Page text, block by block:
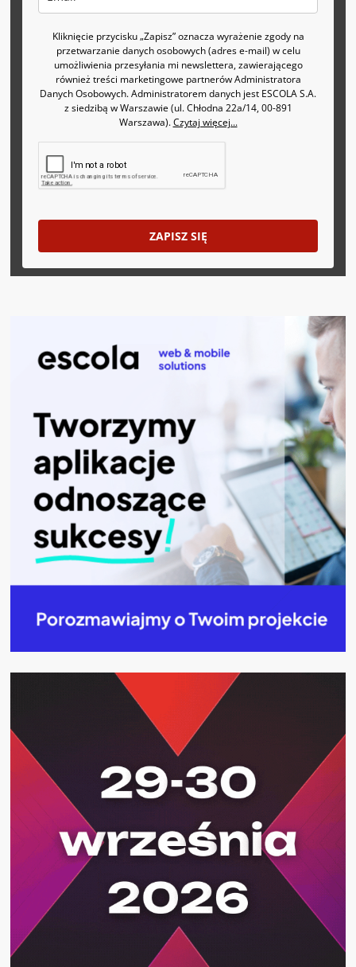
Kliknięcie przycisku „Zapisz” oznacza wyrażenie zgody na
przetwarzanie danych osobowych (adres e-mail) w celu
umożliwienia przesyłania mi newslettera, zawierającego
również treści marketingowe partnerów Administratora
Danych Osobowych. Administratorem danych jest ESCOLA S.A.
z siedzibą w Warszawie (ul. Chłodna 22a/14, 00-891
Warszawa).Czytaj więcej...
ZAPISZ SIĘ